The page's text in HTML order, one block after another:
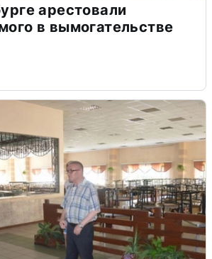
арестовали
в вымогательстве